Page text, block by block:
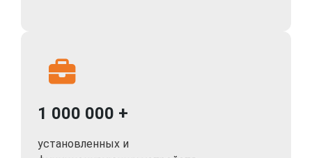
1 000 000 +
установленных и